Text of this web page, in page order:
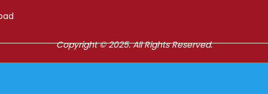
Copyright © 2025. All Rights Reserved.